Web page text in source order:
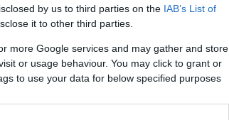
by us to third parties on the IAB’s List of
it to other third parties.
more Google services and may gather and store
or usage behaviour. You may click to grant or
to use your data for below specified purposes
στον browser
ολόκληρης της
στο Kindle του.